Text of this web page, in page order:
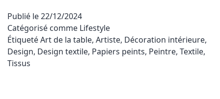
Publié le22/12/2024
Catégorisé comme Lifestyle
ÉtiquetéArt de la table, Artiste, Décoration intérieure,
Design, Design textile, Papiers peints, Peintre, Textile,
Tissus